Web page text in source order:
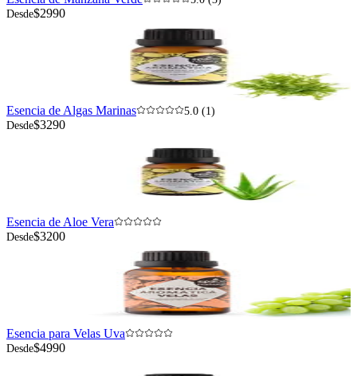
Desde$2990
Esencia de Algas Marinas
5.0 (1)
Desde$3290
Esencia de Aloe Vera
Desde$3200
Esencia para Velas Uva
Desde$4990